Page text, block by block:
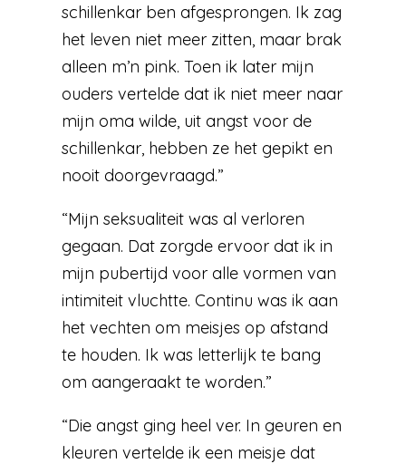
schillenkar ben afgesprongen. Ik zag
het leven niet meer zitten, maar brak
alleen m’n pink. Toen ik later mijn
ouders vertelde dat ik niet meer naar
mijn oma wilde, uit angst voor de
schillenkar, hebben ze het gepikt en
nooit doorgevraagd.”
“Mijn seksualiteit was al verloren
gegaan. Dat zorgde ervoor dat ik in
mijn pubertijd voor alle vormen van
intimiteit vluchtte. Continu was ik aan
het vechten om meisjes op afstand
te houden. Ik was letterlijk te bang
om aangeraakt te worden.”
“Die angst ging heel ver. In geuren en
kleuren vertelde ik een meisje dat